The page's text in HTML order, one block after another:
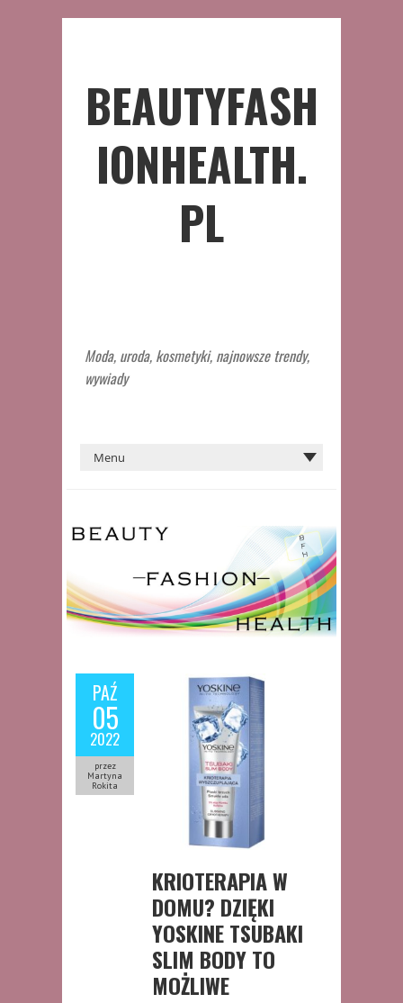
BEAUTYFASH
IONHEALTH.
PL
Moda, uroda, kosmetyki, najnowsze trendy,
wywiady
PAŹ
05
2022
przez
Martyna
Rokita
KRIOTERAPIA W
DOMU? DZIĘKI
YOSKINE TSUBAKI
SLIM BODY TO
MOŻLIWE